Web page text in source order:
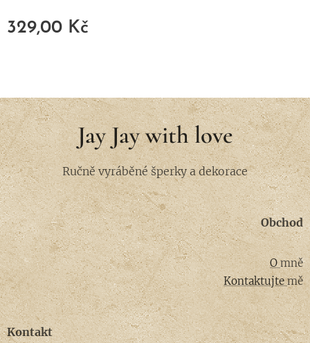
329,00 Kč
Jay Jay with love
Ručně vyráběné šperky a dekorace
Obchod
Omně
Kontaktujtemě
Kontakt